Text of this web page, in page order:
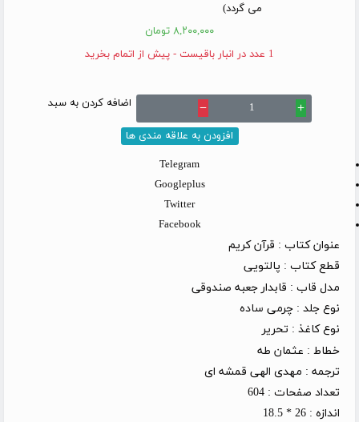
می گردد)
۸,۲۰۰,۰۰۰ تومان
1 عدد در انبار باقیست - پیش از اتمام بخرید
add
remove اضافه کردن به سبد
افزودن به علاقه مندی ها
Telegram
Googleplus
Twitter
Facebook
عنوان کتاب : قرآن کریم
قطع کتاب : پالتویی
مدل قاب : قابدار جعبه صندوقی
نوع جلد : چرمی ساده
نوع کاغذ : تحریر
خطاط : عثمان طه
ترجمه : مهدی الهی قمشه ای
تعداد صفحات : 604
اندازه : 26 * 18.5